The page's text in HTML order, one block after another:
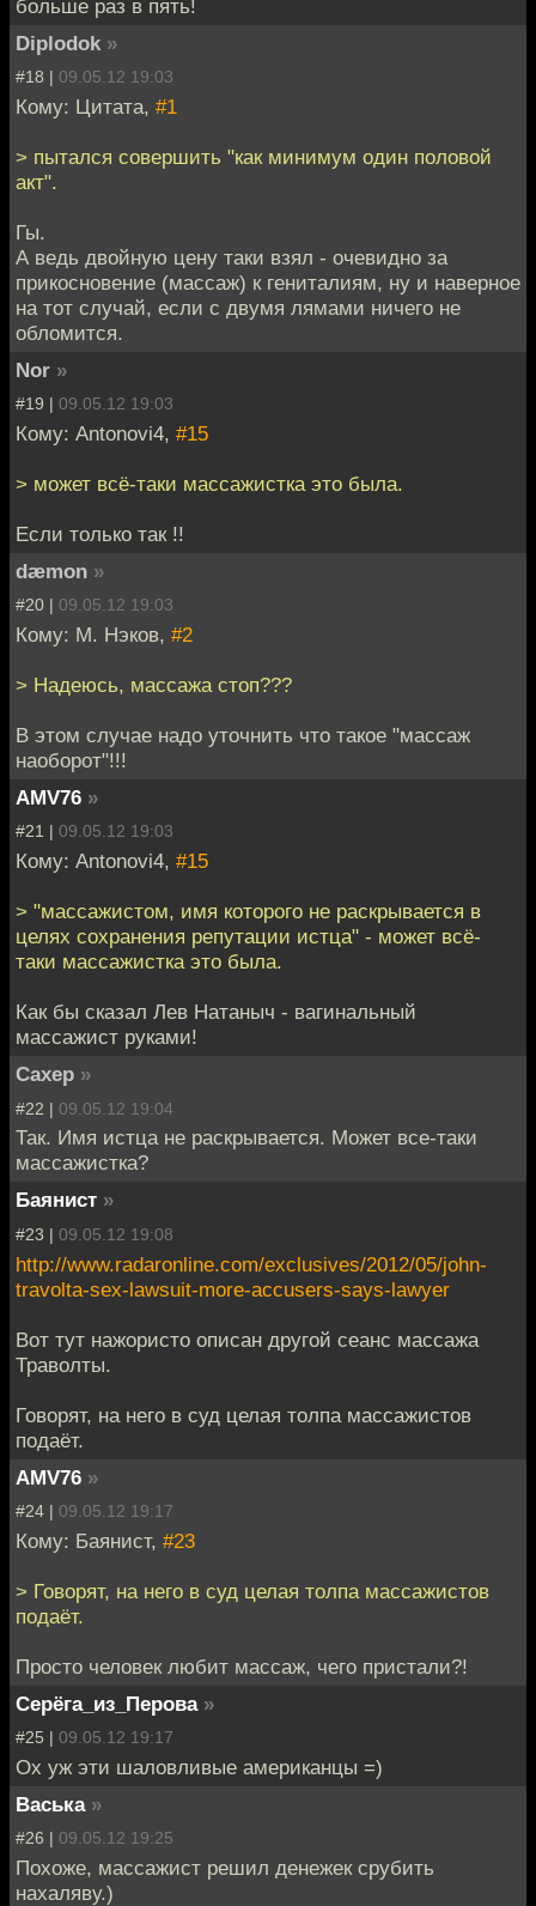
больше раз в пять!
Diplodok »
#18 | 09.05.12 19:03
Кому: Цитата, #1
> пытался совершить "как минимум один половой
акт".
Гы.
А ведь двойную цену таки взял - очевидно за
прикосновение (массаж) к гениталиям, ну и наверное
на тот случай, если с двумя лямами ничего не
обломится.
Nor »
#19 | 09.05.12 19:03
Кому: Antonovi4, #15
> может всё-таки массажистка это была.
Если только так !!
dæmon »
#20 | 09.05.12 19:03
Кому: М. Нэков, #2
> Надеюсь, массажа стоп???
В этом случае надо уточнить что такое "массаж
наоборот"!!!
AMV76 »
#21 | 09.05.12 19:03
Кому: Antonovi4, #15
> "массажистом, имя которого не раскрывается в
целях сохранения репутации истца" - может всё-
таки массажистка это была.
Как бы сказал Лев Натаныч - вагинальный
массажист руками!
Caxep »
#22 | 09.05.12 19:04
Так. Имя истца не раскрывается. Может все-таки
массажистка?
Баянист »
#23 | 09.05.12 19:08
http://www.radaronline.com/exclusives/2012/05/john-
travolta-sex-lawsuit-more-accusers-says-lawyer
Вот тут нажористо описан другой сеанс массажа
Траволты.
Говорят, на него в суд целая толпа массажистов
подаёт.
AMV76 »
#24 | 09.05.12 19:17
Кому: Баянист, #23
> Говорят, на него в суд целая толпа массажистов
подаёт.
Просто человек любит массаж, чего пристали?!
Серёга_из_Перова »
#25 | 09.05.12 19:17
Ох уж эти шаловливые американцы =)
Васька »
#26 | 09.05.12 19:25
Похоже, массажист решил денежек срубить
нахаляву.)